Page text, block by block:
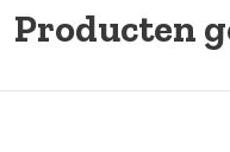
Producten